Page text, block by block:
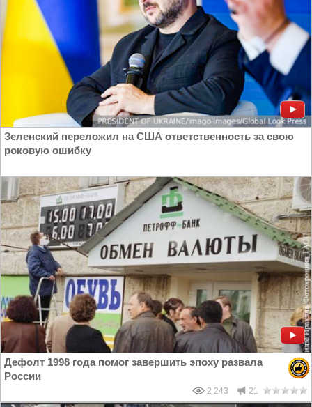
Зеленский переложил на США ответственность за свою
роковую ошибку
Дефолт 1998 года помог завершить эпоху развала
России
2 243 21